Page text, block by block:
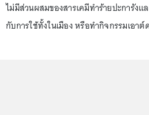
ไม่มีส่วนผสมของสารเคมีทำร้ายปะการังแ
กับการใช้ทั้งในเมือง หรือทำกิจกรรมเอาต์